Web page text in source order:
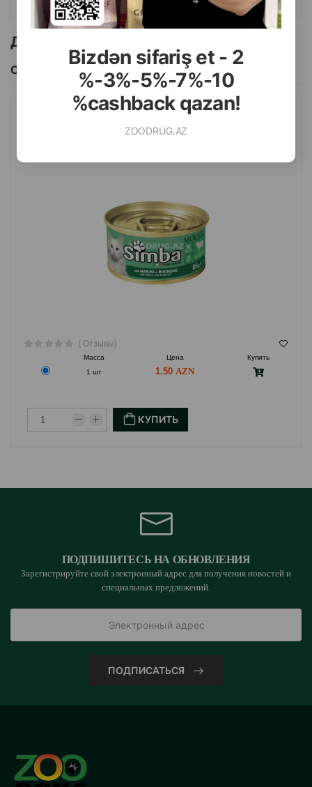
Bizdən sifariş et - 2
%-3%-5%-7%-10
%cashback qazan!
ZOODRUG.AZ
опыт.
Другие товоры бренда
Смотреть Все
( Отзывы)
Масса Цена
Купить
1 шт
1.50
КУПИТЬ
ПОДПИШИТЕСЬ НА ОБНОВЛЕНИЯ
Зарегистрируйте свой электронный адрес для получения новостей и
специальных предложений.
ПОДПИСАТЬСЯ